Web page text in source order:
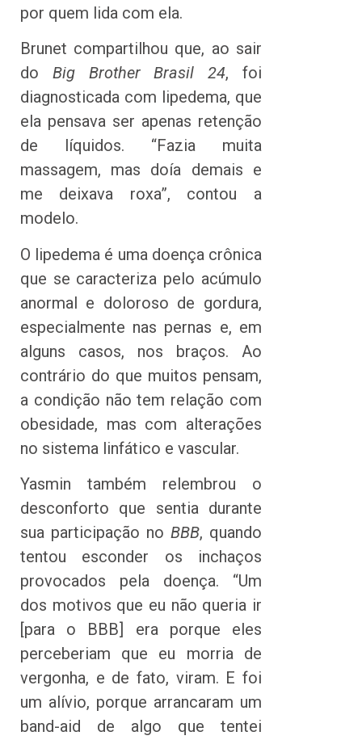
por quem lida com ela.
Brunet compartilhou que, ao sair
do Big Brother Brasil 24, foi
diagnosticada com lipedema, que
ela pensava ser apenas retenção
de líquidos. “Fazia muita
massagem, mas doía demais e
me deixava roxa”, contou a
modelo.
O lipedema é uma doença crônica
que se caracteriza pelo acúmulo
anormal e doloroso de gordura,
especialmente nas pernas e, em
alguns casos, nos braços. Ao
contrário do que muitos pensam,
a condição não tem relação com
obesidade, mas com alterações
no sistema linfático e vascular.
Yasmin também relembrou o
desconforto que sentia durante
sua participação no BBB, quando
tentou esconder os inchaços
provocados pela doença. “Um
dos motivos que eu não queria ir
[para o BBB] era porque eles
perceberiam que eu morria de
vergonha, e de fato, viram. E foi
um alívio, porque arrancaram um
band-aid de algo que tentei